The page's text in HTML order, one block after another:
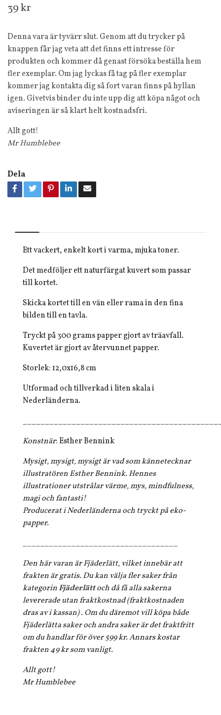
39 kr
Denna vara är tyvärr slut. Genom att du trycker på
knappen får jag veta att det finns ett intresse för
produkten och kommer då genast försöka beställa hem
fler exemplar. Om jag lyckas få tag på fler exemplar
kommer jag kontakta dig så fort varan finns på hyllan
igen. Givetvis binder du inte upp dig att köpa något och
aviseringen är så klart helt kostnadsfri.
Allt gott!
Mr Humblebee
Dela
Ett vackert, enkelt kort i varma, mjuka toner.
Det medföljer ett naturfärgat kuvert som passar
till kortet.
Skicka kortet till en vän eller rama in den fina
bilden till en tavla.
Tryckt på 300 grams papper gjort av träavfall.
Kuvertet är gjort av återvunnet papper.
Storlek: 12,0x16,8 cm
Utformad och tillverkad i liten skala i
Nederländerna.
Konstnär: Esther Bennink
Mysigt, mysigt, mysigt är vad som kännetecknar
illustratören Esther Bennink. Hennes
illustrationer utstrålar värme, mys, mindfulness,
magi och fantasti!
Producerat i Nederländerna och tryckt på eko-
papper.
___________________________________
Den här varan är Fjäderlätt, vilket innebär att
frakten är gratis. Du kan välja fler saker från
kategorinFjäderlättoch då få alla sakerna
levererade utan fraktkostnad (fraktkostnaden
dras av i kassan) . Om du däremot vill köpa både
Fjäderlätta saker och andra saker är det fraktfritt
om du handlar för över 599 kr. Annars kostar
frakten 49 kr som vanligt.
Allt gott!
Mr Humblebee